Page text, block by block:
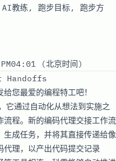
教练, 跑步目标, 跑步方
(北京时间)
Handoffs
您最爱的编程特工吧！
它通过自动化从想法到实施之
程。新的编码代理交接工作流
成任务，并将其直接传递给像
理，以产出代码提交记录